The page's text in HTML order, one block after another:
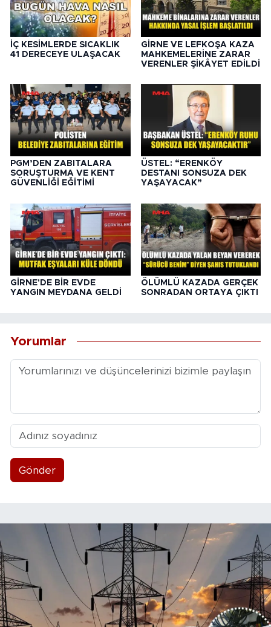
İÇ KESİMLERDE SICAKLIK
41 DERECEYE ULAŞACAK
GİRNE VE LEFKOŞA KAZA
MAHKEMELERİNE ZARAR
VERENLER ŞİKÂYET EDİLDİ
PGM’DEN ZABITALARA
SORUŞTURMA VE KENT
GÜVENLİĞİ EĞİTİMİ
ÜSTEL: “ERENKÖY
DESTANI SONSUZA DEK
YAŞAYACAK”
GİRNE'DE BİR EVDE
YANGIN MEYDANA GELDİ
ÖLÜMLÜ KAZADA GERÇEK
SONRADAN ORTAYA ÇIKTI
Yorumlar
Gönder